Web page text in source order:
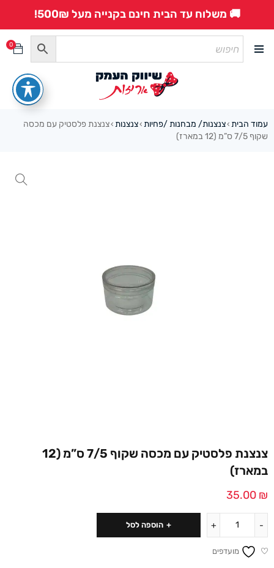
🚚 משלוח עד הבית חינם בקנייה מעל 500₪!
0
עמוד הבית ›צנצנות/ מבחנות /פחיות ›צנצנות ›צנצנת פלסטיק עם מכסה
שקוף 7/5 ס”מ (12 במארז)
צנצנת פלסטיק עם מכסה שקוף 7/5 ס”מ (12
במארז)
35.00 ₪
הוספה לסל
מועדפים